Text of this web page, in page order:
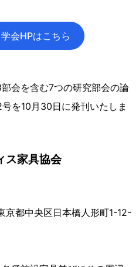
会HPはこちら
会を含む7つの研究部会の論
を10月30日に発刊いたしま
ス家具協会
都中央区日本橋人形町1-12-